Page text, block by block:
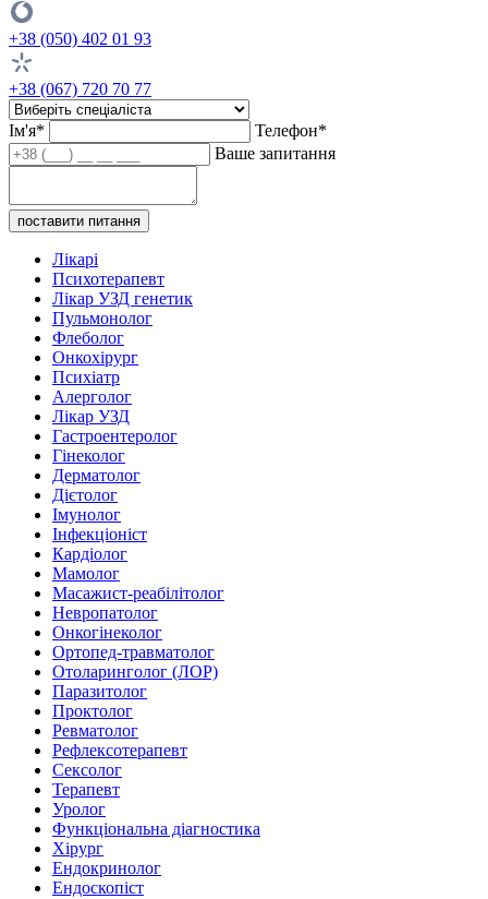
+38 (050) 402 01 93
+38 (067) 720 70 77
Ім'я*
Телефон*
Ваше запитання
поставити питання
Лікарі
Психотерапевт
Лікар УЗД генетик
Пульмонолог
Флеболог
Онкохірург
Психіатр
Алерголог
Лікар УЗД
Гастроентеролог
Гінеколог
Дерматолог
Дієтолог
Імунолог
Інфекціоніст
Кардіолог
Мамолог
Масажист-реабілітолог
Невропатолог
Онкогінеколог
Ортопед-травматолог
Отоларинголог (ЛОР)
Паразитолог
Проктолог
Ревматолог
Рефлексотерапевт
Сексолог
Терапевт
Уролог
Функціональна діагностика
Хірург
Ендокринолог
Ендоскопіст